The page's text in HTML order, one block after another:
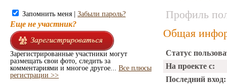
Запомнить меня | Забыли пароль?
Еще не участник?
Зарегистрированные участники могут
размещать свои фото, следить за
комментариями и многое другое... Все плюсы
регистрации >>
Профиль
Общая
Статус
На проекте с:
Последний вход: